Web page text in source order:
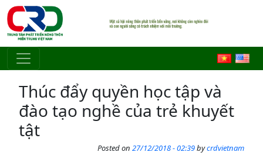
Skip to main content
Thúc đẩy quyền học tập và
đào tạo nghề của trẻ khuyết
tật
Posted on 27/12/2018 - 02:39bycrdvietnam